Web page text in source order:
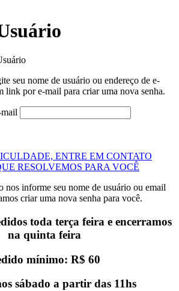
seu nome de usuário ou endereço de e-
link por e-mail para criar uma nova senha.
ENTRE EM CONTATO
RESOLVEMOS PARA VOCÊ
nos informe seu nome de usuário ou email
criar uma nova senha para você.
toda terça feira e encerramos
na quinta feira
mínimo: R$ 60
sábado a partir das 11hs